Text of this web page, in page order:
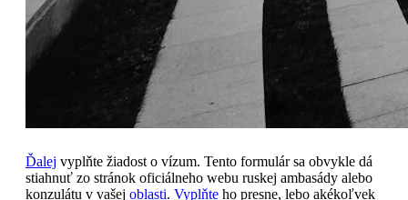
Ďalej vyplňte žiadost o vízum. Tento formulár sa obvykle dá
stiahnuť zo stránok oficiálneho webu ruskej ambasády alebo
konzulátu v vašej oblasti. Vyplňte ho presne, lebo akékoľvek